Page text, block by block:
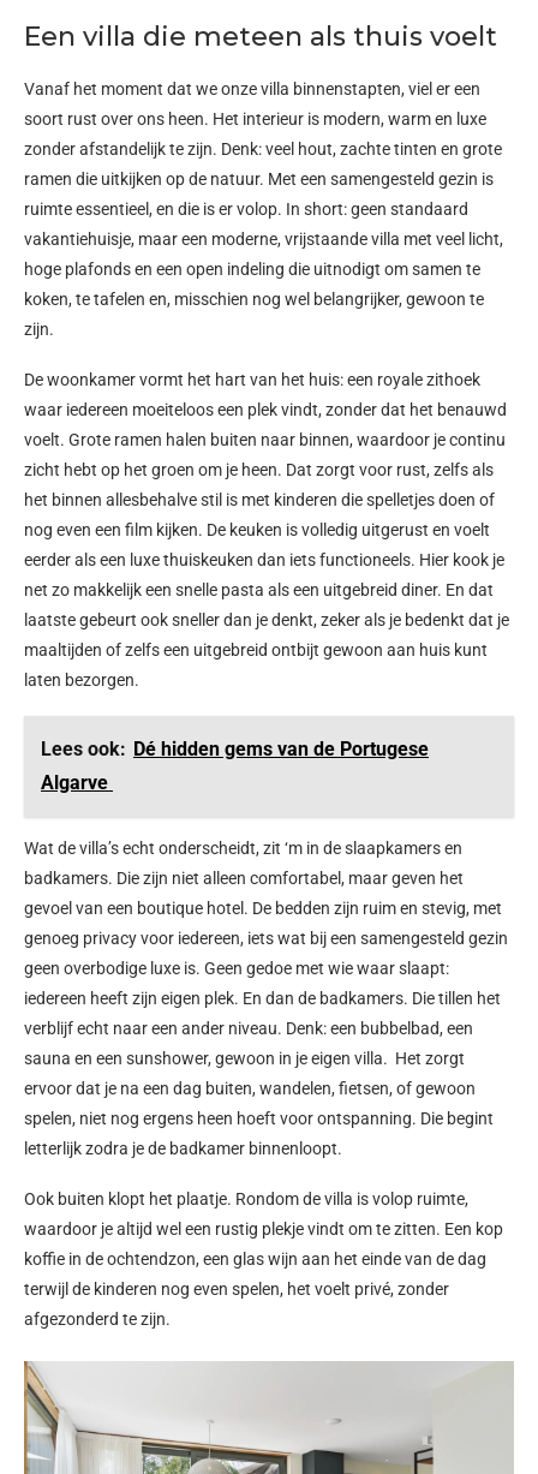
Een villa die meteen als thuis voelt
Vanaf het moment dat we onze villa binnenstapten, viel er een
soort rust over ons heen. Het interieur is modern, warm en luxe
zonder afstandelijk te zijn. Denk: veel hout, zachte tinten en grote
ramen die uitkijken op de natuur. Met een samengesteld gezin is
ruimte essentieel, en die is er volop. In short: geen standaard
vakantiehuisje, maar een moderne, vrijstaande villa met veel licht,
hoge plafonds en een open indeling die uitnodigt om samen te
koken, te tafelen en, misschien nog wel belangrijker, gewoon te
zijn.
De woonkamer vormt het hart van het huis: een royale zithoek
waar iedereen moeiteloos een plek vindt, zonder dat het benauwd
voelt. Grote ramen halen buiten naar binnen, waardoor je continu
zicht hebt op het groen om je heen. Dat zorgt voor rust, zelfs als
het binnen allesbehalve stil is met kinderen die spelletjes doen of
nog even een film kijken. De keuken is volledig uitgerust en voelt
eerder als een luxe thuiskeuken dan iets functioneels. Hier kook je
net zo makkelijk een snelle pasta als een uitgebreid diner. En dat
laatste gebeurt ook sneller dan je denkt, zeker als je bedenkt dat je
maaltijden of zelfs een uitgebreid ontbijt gewoon aan huis kunt
laten bezorgen.
Lees ook: Dé hidden gems van de Portugese
Algarve
Wat de villa’s echt onderscheidt, zit ‘m in de slaapkamers en
badkamers. Die zijn niet alleen comfortabel, maar geven het
gevoel van een boutique hotel. De bedden zijn ruim en stevig, met
genoeg privacy voor iedereen, iets wat bij een samengesteld gezin
geen overbodige luxe is. Geen gedoe met wie waar slaapt:
iedereen heeft zijn eigen plek. En dan de badkamers. Die tillen het
verblijf echt naar een ander niveau. Denk: een bubbelbad, een
sauna en een sunshower, gewoon in je eigen villa. Het zorgt
ervoor dat je na een dag buiten, wandelen, fietsen, of gewoon
spelen, niet nog ergens heen hoeft voor ontspanning. Die begint
letterlijk zodra je de badkamer binnenloopt.
Ook buiten klopt het plaatje. Rondom de villa is volop ruimte,
waardoor je altijd wel een rustig plekje vindt om te zitten. Een kop
koffie in de ochtendzon, een glas wijn aan het einde van de dag
terwijl de kinderen nog even spelen, het voelt privé, zonder
afgezonderd te zijn.